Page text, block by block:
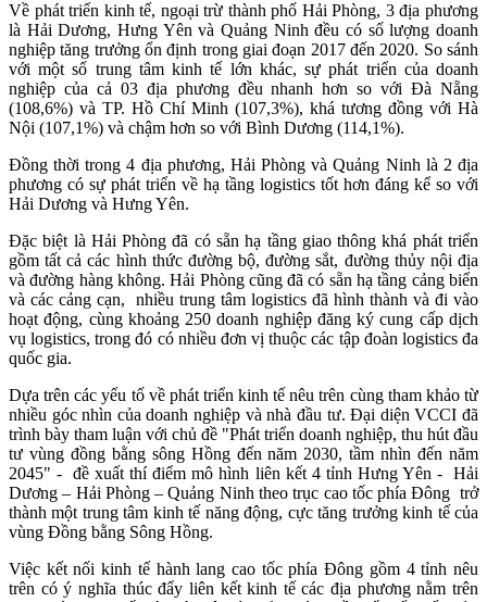
Về phát triển kinh tế, ngoại trừ thành phố Hải Phòng, 3 địa phương
là Hải Dương, Hưng Yên và Quảng Ninh đều có số lượng doanh
nghiệp tăng trưởng ổn định trong giai đoạn 2017 đến 2020. So sánh
với một số trung tâm kinh tế lớn khác, sự phát triển của doanh
nghiệp của cả 03 địa phương đều nhanh hơn so với Đà Nẵng
(108,6%) và TP. Hồ Chí Minh (107,3%), khá tương đồng với Hà
Nội (107,1%) và chậm hơn so với Bình Dương (114,1%).
Đồng thời trong 4 địa phương, Hải Phòng và Quảng Ninh là 2 địa
phương có sự phát triển về hạ tầng logistics tốt hơn đáng kể so với
Hải Dương và Hưng Yên.
Đặc biệt là Hải Phòng đã có sẵn hạ tầng giao thông khá phát triển
gồm tất cả các hình thức đường bộ, đường sắt, đường thủy nội địa
và đường hàng không. Hải Phòng cũng đã có sẵn hạ tầng cảng biển
và các cảng cạn, nhiều trung tâm logistics đã hình thành và đi vào
hoạt động, cùng khoảng 250 doanh nghiệp đăng ký cung cấp dịch
vụ logistics, trong đó có nhiều đơn vị thuộc các tập đoàn logistics đa
quốc gia.
Dựa trên các yếu tố về phát triển kinh tế nêu trên cùng tham khảo từ
nhiều góc nhìn của doanh nghiệp và nhà đầu tư. Đại diện VCCI đã
trình bày tham luận với chủ đề "Phát triển doanh nghiệp, thu hút đầu
tư vùng đồng bằng sông Hồng đến năm 2030, tầm nhìn đến năm
2045" - đề xuất thí điểm mô hình liên kết 4 tỉnh Hưng Yên - Hải
Dương – Hải Phòng – Quảng Ninh theo trục cao tốc phía Đông trở
thành một trung tâm kinh tế năng động, cực tăng trưởng kinh tế của
vùng Đồng bằng Sông Hồng.
Việc kết nối kinh tế hành lang cao tốc phía Đông gồm 4 tỉnh nêu
trên có ý nghĩa thúc đẩy liên kết kinh tế các địa phương nằm trên